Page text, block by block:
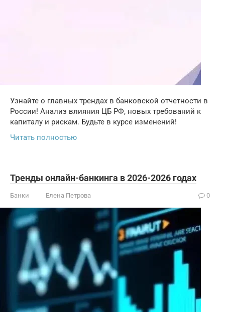
Узнайте о главных трендах в банковской отчетности в
России! Анализ влияния ЦБ РФ, новых требований к
капиталу и рискам. Будьте в курсе изменений!
Читать полностью
Тренды онлайн-банкинга в 2026-2026 годах
Банки Елена Петрова 0